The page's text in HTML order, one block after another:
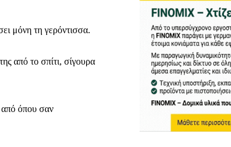
μόνη τη γερόντισσα.
από το σπίτι, σίγουρα
από όπου σαν